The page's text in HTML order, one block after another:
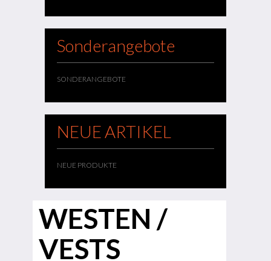
Sonderangebote
SONDERANGEBOTE
NEUE ARTIKEL
NEUE PRODUKTE
WESTEN /
VESTS